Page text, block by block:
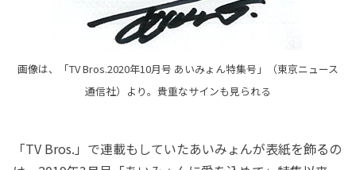
画像は、「TV Bros.2020年10月号 あいみょん特集号」（東京ニュース
通信社）より。貴重なサインも見られる
「TV Bros.」で連載もしていたあいみょんが表紙を飾るの